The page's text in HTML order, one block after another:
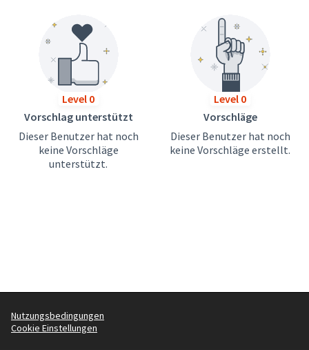
Level 0
Vorschlag unterstützt
Dieser Benutzer hat noch
keine Vorschläge
unterstützt.
Level 0
Vorschläge
Dieser Benutzer hat noch
keine Vorschläge erstellt.
Nutzungsbedingungen
Cookie Einstellungen